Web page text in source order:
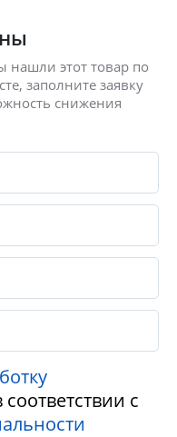
нашли этот товар по
заполните заявку
снижения
соответствии с